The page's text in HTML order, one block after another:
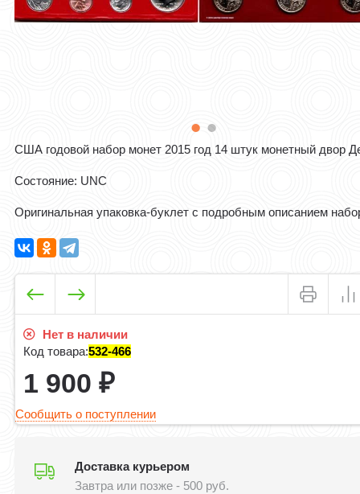
США годовой набор монет 2015 год 14 штук монетный двор
Состояние: UNC
Оригинальная упаковка-буклет с подробным описанием
Нет в наличии
Код товара:532-466
1 900₽
Сообщить о поступлении
Доставка курьером
Завтра или позже - 500 руб.